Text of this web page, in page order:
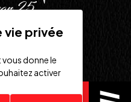
Batiment
Suzanne
donne le
activer